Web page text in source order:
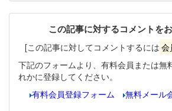
この記事に対するコメントを
[この記事に対してコメントするには 会
下記のフォームより、有料会員または無
れかに登録してください。
有料会員登録フォーム
無料メール